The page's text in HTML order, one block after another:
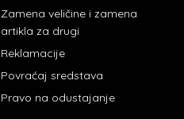
Zamena veličine i zamena
artikla za drugi
Reklamacije
Povraćaj sredstava
Pravo na odustajanje